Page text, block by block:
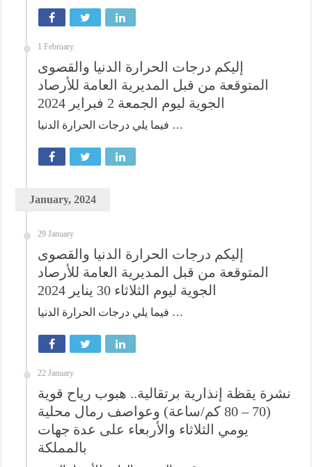
1 February
إليكم درجات الحرارة الدنيا والقصوى
المتوقعة من قبل المديرية العامة للأرصاد
الجوية ليوم الجمعة 2 فبراير 2024
فيما يلي درجات الحرارة الدنيا …
January, 2024
29 January
إليكم درجات الحرارة الدنيا والقصوى
المتوقعة من قبل المديرية العامة للأرصاد
الجوية ليوم الثلاثاء 30 يناير 2024
فيما يلي درجات الحرارة الدنيا …
22 January
نشرة يقظة إنذارية برتقالية.. هبوب رياح قوية
(70 – 80 كم/ساعة) وعواصف رمال محلية
يومي الثلاثاء والأربعاء على عدة جهات
بالمملكة